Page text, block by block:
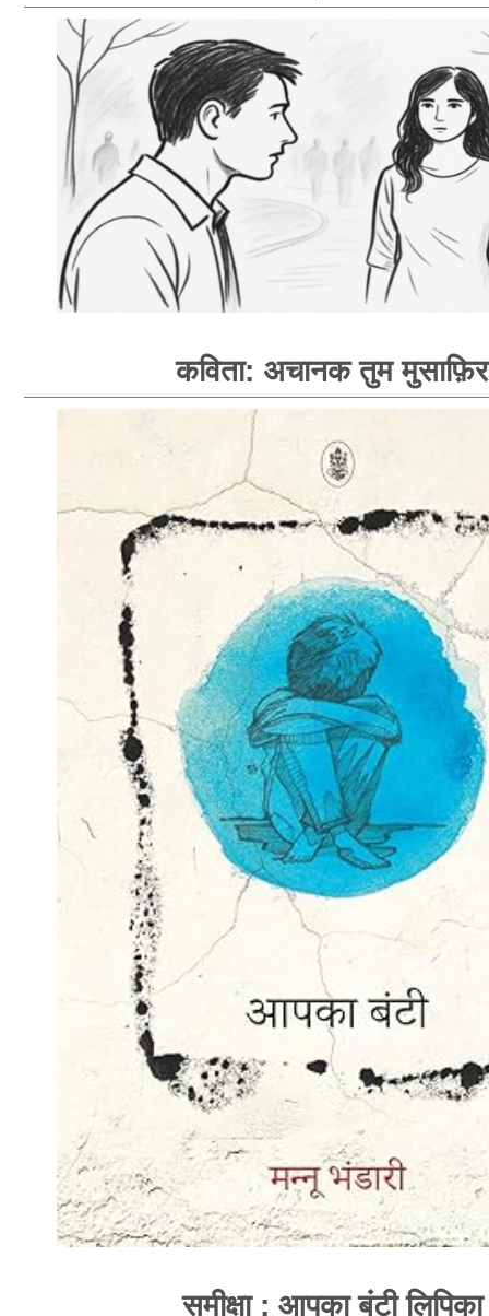
कविता: अचानक तुम मुसाफ़िर
समीक्षा : आपका बंटी लिपिका